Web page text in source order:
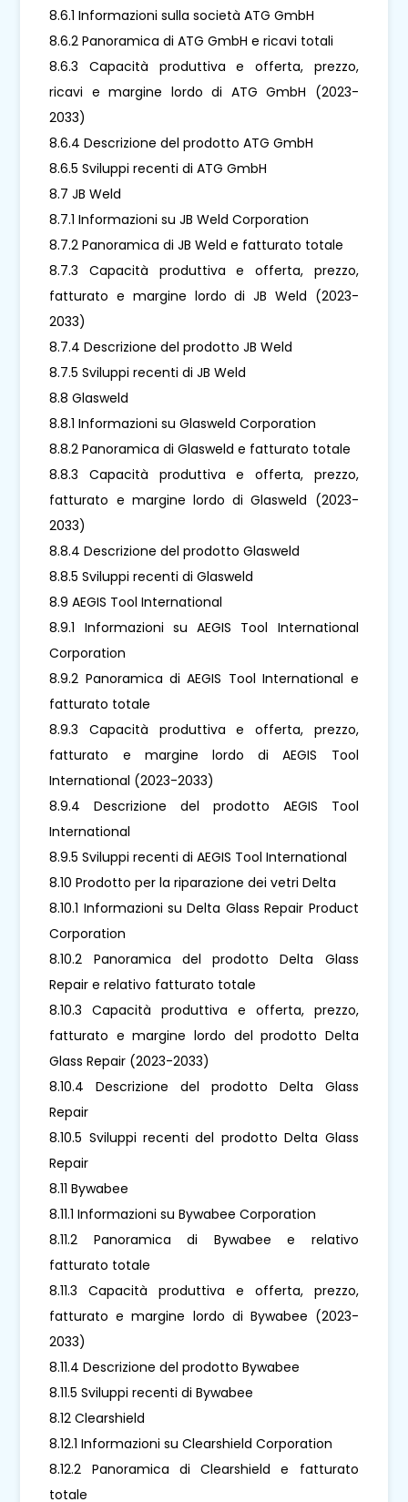
8.6.1 Informazioni sulla società ATG GmbH
8.6.2 Panoramica di ATG GmbH e ricavi totali
8.6.3 Capacità produttiva e offerta, prezzo,
ricavi e margine lordo di ATG GmbH (2023-
2033)
8.6.4 Descrizione del prodotto ATG GmbH
8.6.5 Sviluppi recenti di ATG GmbH
8.7 JB Weld
8.7.1 Informazioni su JB Weld Corporation
8.7.2 Panoramica di JB Weld e fatturato totale
8.7.3 Capacità produttiva e offerta, prezzo,
fatturato e margine lordo di JB Weld (2023-
2033)
8.7.4 Descrizione del prodotto JB Weld
8.7.5 Sviluppi recenti di JB Weld
8.8 Glasweld
8.8.1 Informazioni su Glasweld Corporation
8.8.2 Panoramica di Glasweld e fatturato totale
8.8.3 Capacità produttiva e offerta, prezzo,
fatturato e margine lordo di Glasweld (2023-
2033)
8.8.4 Descrizione del prodotto Glasweld
8.8.5 Sviluppi recenti di Glasweld
8.9 AEGIS Tool International
8.9.1 Informazioni su AEGIS Tool International
Corporation
8.9.2 Panoramica di AEGIS Tool International e
fatturato totale
8.9.3 Capacità produttiva e offerta, prezzo,
fatturato e margine lordo di AEGIS Tool
International (2023-2033)
8.9.4 Descrizione del prodotto AEGIS Tool
International
8.9.5 Sviluppi recenti di AEGIS Tool International
8.10 Prodotto per la riparazione dei vetri Delta
8.10.1 Informazioni su Delta Glass Repair Product
Corporation
8.10.2 Panoramica del prodotto Delta Glass
Repair e relativo fatturato totale
8.10.3 Capacità produttiva e offerta, prezzo,
fatturato e margine lordo del prodotto Delta
Glass Repair (2023-2033)
8.10.4 Descrizione del prodotto Delta Glass
Repair
8.10.5 Sviluppi recenti del prodotto Delta Glass
Repair
8.11 Bywabee
8.11.1 Informazioni su Bywabee Corporation
8.11.2 Panoramica di Bywabee e relativo
fatturato totale
8.11.3 Capacità produttiva e offerta, prezzo,
fatturato e margine lordo di Bywabee (2023-
2033)
8.11.4 Descrizione del prodotto Bywabee
8.11.5 Sviluppi recenti di Bywabee
8.12 Clearshield
8.12.1 Informazioni su Clearshield Corporation
8.12.2 Panoramica di Clearshield e fatturato
totale